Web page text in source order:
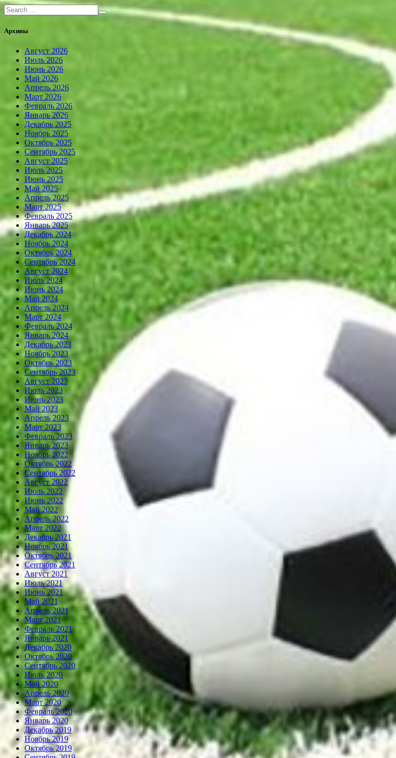
Архивы
Август 2026
Июль 2026
Июнь 2026
Май 2026
Апрель 2026
Март 2026
Февраль 2026
Январь 2026
Декабрь 2025
Ноябрь 2025
Октябрь 2025
Сентябрь 2025
Август 2025
Июль 2025
Июнь 2025
Май 2025
Апрель 2025
Март 2025
Февраль 2025
Январь 2025
Декабрь 2024
Ноябрь 2024
Октябрь 2024
Сентябрь 2024
Август 2024
Июль 2024
Июнь 2024
Май 2024
Апрель 2024
Март 2024
Февраль 2024
Январь 2024
Декабрь 2023
Ноябрь 2023
Октябрь 2023
Сентябрь 2023
Август 2023
Июль 2023
Июнь 2023
Май 2023
Апрель 2023
Март 2023
Февраль 2023
Январь 2023
Ноябрь 2022
Октябрь 2022
Сентябрь 2022
Август 2022
Июль 2022
Июнь 2022
Май 2022
Апрель 2022
Март 2022
Декабрь 2021
Ноябрь 2021
Октябрь 2021
Сентябрь 2021
Август 2021
Июль 2021
Июнь 2021
Май 2021
Апрель 2021
Март 2021
Февраль 2021
Январь 2021
Декабрь 2020
Октябрь 2020
Сентябрь 2020
Июль 2020
Май 2020
Апрель 2020
Март 2020
Февраль 2020
Январь 2020
Декабрь 2019
Ноябрь 2019
Октябрь 2019